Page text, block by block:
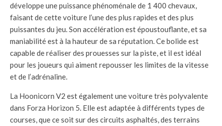
développe une puissance phénoménale de 1 400 chevaux,
faisant de cette voiture l’une des plus rapides et des plus
puissantes du jeu. Son accélération est époustouflante, et sa
maniabilité est à la hauteur de sa réputation. Ce bolide est
capable de réaliser des prouesses sur la piste, et il est idéal
pour les joueurs qui aiment repousser les limites de la vitesse
et de l’adrénaline.
La Hoonicorn V2 est également une voiture très polyvalente
dans Forza Horizon 5. Elle est adaptée à différents types de
courses, que ce soit sur des circuits asphaltés, des terrains